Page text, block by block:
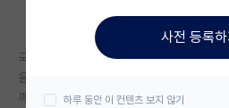
미국 대학원 합격 후기 게시판
대학원생 모집 게시판
국방부 소속 국가직 교수가 되었다는건 연
윤리를 잘 지킨 깨끗한 학자라는 겁니다.
깨끗한 학자가 논문을 게재한 학술지도 연
사전 등록하
하루 동안 이 컨텐츠 보지 않기